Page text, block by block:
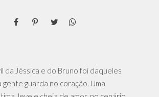
da Jéssica e do Bruno foi daqueles
gente guarda no coração. Uma